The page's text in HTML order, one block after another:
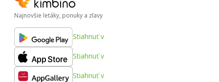
Najnovšie letáky, ponuky a zľavy
Stiahnuť v
Stiahnuť v
Stiahnuť v